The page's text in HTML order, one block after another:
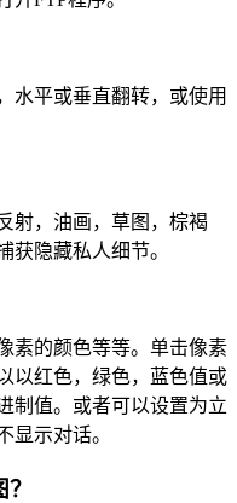
水平或垂直翻转，或使用
射，油画，草图，棕褐
获隐藏私人细节。
素的颜色等等。单击像素
以红色，绿色，蓝色值或
制值。或者可以设置为立
显示对话。